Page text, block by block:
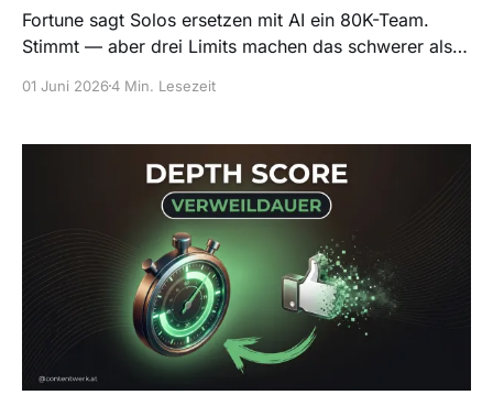
Fortune sagt Solos ersetzen mit AI ein 80K-Team.
Stimmt — aber drei Limits machen das schwerer als
01 Juni 20264 Min. Lesezeit